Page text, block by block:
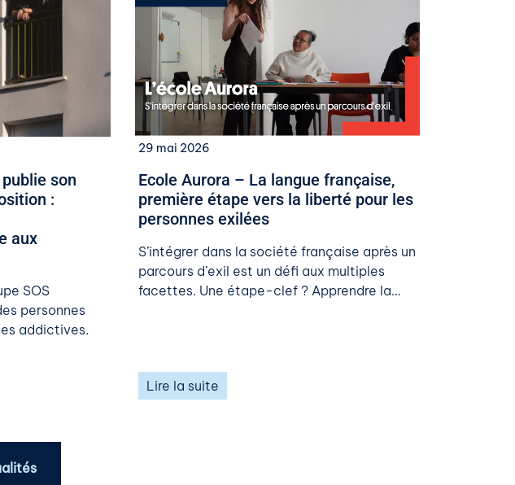
son
:
aux
SOS
personnes
addictives.
29 mai 2026
​​Ecole Aurora – La langue française,
première étape vers la liberté pour les
personnes exilées​
S’intégrer dans la société française après un
parcours d’exil est un défi aux multiples
facettes. Une étape-clef ? Apprendre la…
Lire la suite